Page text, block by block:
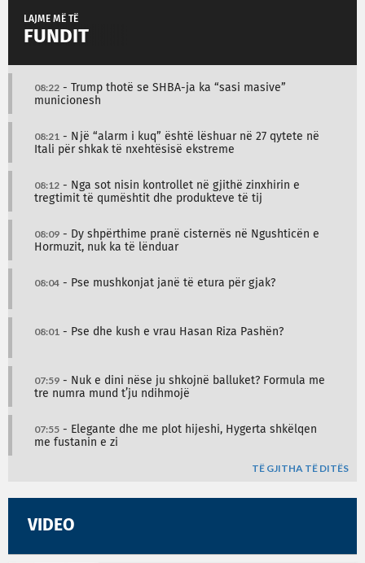
LAJME MË TË
FUNDIT
08:22 - Trump thotë se SHBA-ja ka “sasi masive”
municionesh
08:21 - Një “alarm i kuq” është lëshuar në 27 qytete në
Itali për shkak të nxehtësisë ekstreme
08:12 - Nga sot nisin kontrollet në gjithë zinxhirin e
tregtimit të qumështit dhe produkteve të tij
08:09 - Dy shpërthime pranë cisternës në Ngushticën e
Hormuzit, nuk ka të lënduar
08:04 - Pse mushkonjat janë të etura për gjak?
08:01 - Pse dhe kush e vrau Hasan Riza Pashën?
07:59 - Nuk e dini nëse ju shkojnë balluket? Formula me
tre numra mund t’ju ndihmojë
07:55 - Elegante dhe me plot hijeshi, Hygerta shkëlqen
me fustanin e zi
TË GJITHA TË DITËS
VIDEO